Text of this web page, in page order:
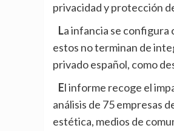
privacidad y protección
La infancia se
estos no terminan de
privado español, como
El informe recoge el impacto que las empresas tienen en los niños, niñas y adolescentes a través del
análisis de 75 empresas
estética, medios de